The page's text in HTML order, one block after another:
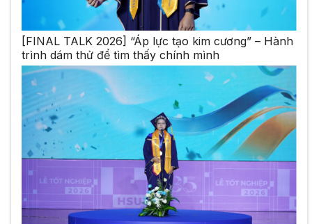
[FINAL TALK 2026] “Áp lực tạo kim cương” – Hành
trình dám thử để tìm thấy chính mình